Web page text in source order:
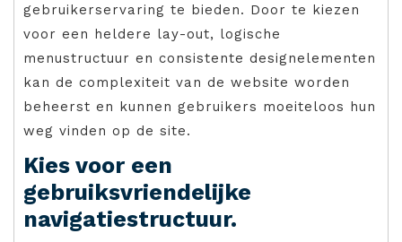
gebruikerservaring te bieden. Door te kiezen
voor een heldere lay-out, logische
menustructuur en consistente designelementen
kan de complexiteit van de website worden
beheerst en kunnen gebruikers moeiteloos hun
weg vinden op de site.
Kies voor een
gebruiksvriendelijke
navigatiestructuur.